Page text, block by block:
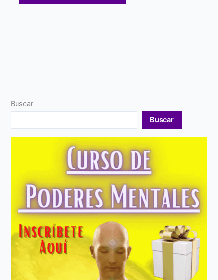
Buscar
Buscar